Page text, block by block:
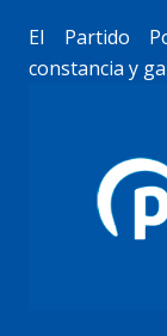
El Partido
constancia y